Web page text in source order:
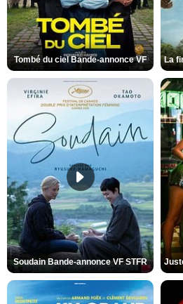
Tombé du ciel Bande-annonce VF
Soudain Bande-annonce VF STFR